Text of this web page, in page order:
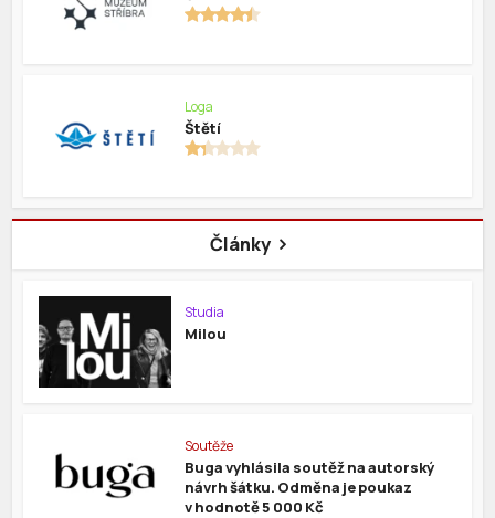
Loga
Štětí
Články
Studia
Milou
Soutěže
Buga vyhlásila soutěž na autorský
návrh šátku. Odměna je poukaz
v hodnotě 5 000 Kč